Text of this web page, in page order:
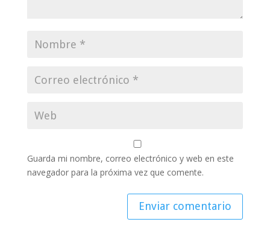
Guarda mi nombre, correo electrónico y web en este
navegador para la próxima vez que comente.